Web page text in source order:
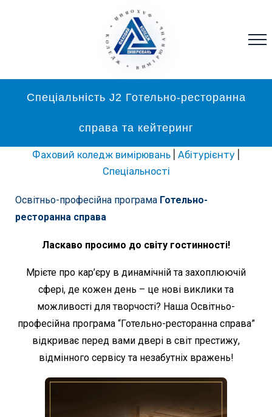
* ФАХОВИЙ * КОЛЕДЖ * ВИМІРЮВАНЬ
Спеціальність J2 Готельно-ресторанна
справа та кейтеринг
Фаховий коледж вимірювань Абітурієнту
Спеціальності
Освітньо-професійна програма Готельно-
ресторанна справа
Ласкаво просимо до світу гостинності!
Мрієте про кар’єру в динамічній та захоплюючій
сфері, де кожен день – це нові виклики та
можливості для творчості? Наша Освітньо-
професійна програма “Готельно-ресторанна справа”
відкриває перед вами двері в світ престижу,
відмінного сервісу та незабутніх вражень!